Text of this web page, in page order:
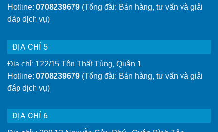
Hotline: 0708239679 (Tổng đài: Bán hàng, tư vấn và giải
đáp dịch vụ)
ĐỊA CHỈ 5
Địa chỉ: 122/15 Tôn Thất Tùng, Quận 1
Hotline: 0708239679 (Tổng đài: Bán hàng, tư vấn và giải
đáp dịch vụ)
ĐỊA CHỈ 6